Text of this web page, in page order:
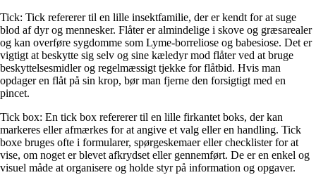
Tick: Tick refererer til en lille insektfamilie, der er kendt for at suge
blod af dyr og mennesker. Flåter er almindelige i skove og græsarealer
og kan overføre sygdomme som Lyme-borreliose og babesiose. Det er
vigtigt at beskytte sig selv og sine kæledyr mod flåter ved at bruge
beskyttelsesmidler og regelmæssigt tjekke for flåtbid. Hvis man
opdager en flåt på sin krop, bør man fjerne den forsigtigt med en
pincet.
Tick box: En tick box refererer til en lille firkantet boks, der kan
markeres eller afmærkes for at angive et valg eller en handling. Tick
boxe bruges ofte i formularer, spørgeskemaer eller checklister for at
vise, om noget er blevet afkrydset eller gennemført. De er en enkel og
visuel måde at organisere og holde styr på information og opgaver.